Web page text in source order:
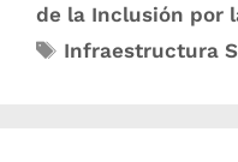
de la Inclusión por
Infraestructura